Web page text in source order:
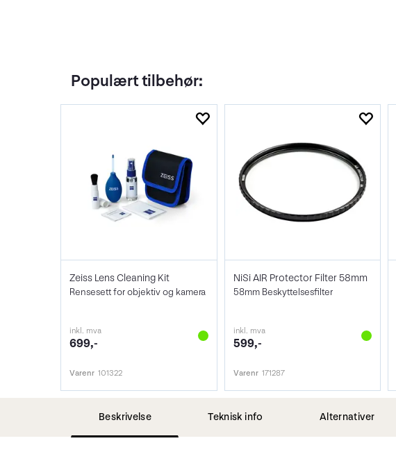
Populært tilbehør:
Zeiss Lens Cleaning Kit
Rensesett for objektiv og kamera
inkl. mva
699,-
Varenr 101322
NiSi AIR Protector Filter 58mm
58mm Beskyttelsesfilter
inkl. mva
599,-
Varenr 171287
Beskrivelse Teknisk info Alternativer